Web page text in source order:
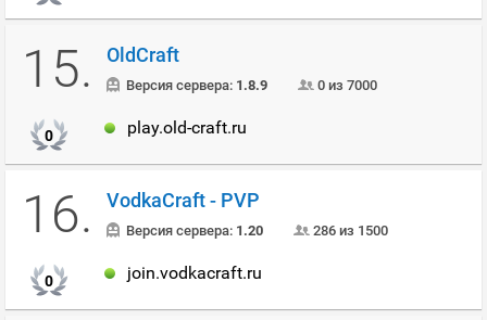
15. OldCraft
Версия сервера: 1.8.9 0 из 7000
0 play.old-craft.ru
16. VodkaCraft - PVP
Версия сервера: 1.20 286 из 1500
0 join.vodkacraft.ru